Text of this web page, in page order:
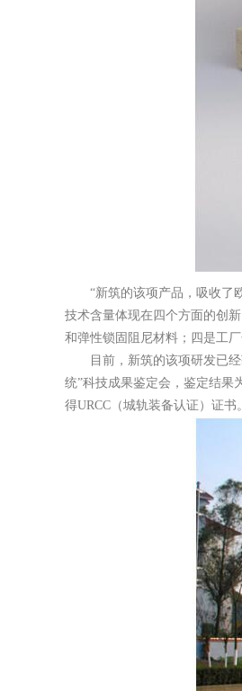
“新筑的该项产品，吸收了
技术含量体现在四个方面的创
和弹性锁固阻尼材料；四是工
目前，新筑的该项研发已
统”科技成果鉴定会，鉴定结果
得URCC（城轨装备认证）证书。